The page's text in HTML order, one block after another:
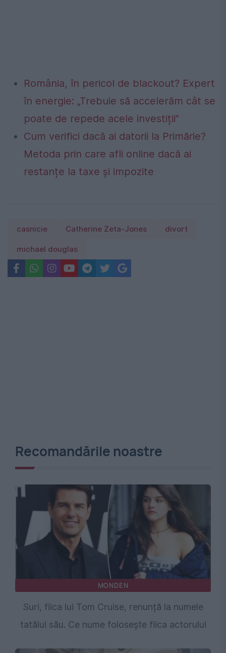
România, în pericol de blackout? Expert
în energie: „Trebuie să accelerăm cât se
poate de repede acele investiții”
Cum verifici dacă ai datorii la Primărie?
Metoda prin care afli online dacă ai
restanțe la taxe și impozite
casnicie Catherine Zeta-Jones divort
michael douglas
Recomandările noastre
MONDEN
Suri, fiica lui Tom Cruise, renunță la numele
tatălui său. Ce nume folosește fiica actorului